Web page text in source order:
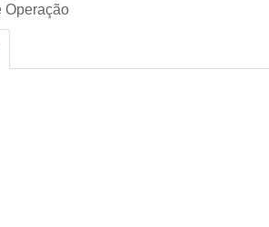
Operação